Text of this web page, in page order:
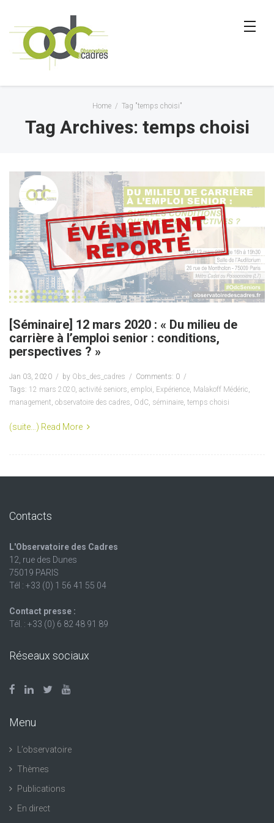
Home / Tag "temps choisi"
Tag Archives: temps choisi
[Séminaire] 12 mars 2020 : « Du milieu de
carrière à l’emploi senior : conditions,
perspectives ? »
Jan 03, 2020 by Obs_des_cadres
Comments: 0
Tags: 12 mars 2020, activité seniors, emploi, Expérience, Malakoff Médéric,
management, observatoire des cadres, OdC, séminaire, temps choisi
(suite…) Read More
Contacts
L'Observatoire des Cadres
12, rue des Dunes
75019 PARIS
Tél : +33 (0) 1 56 41 55 04
Contact presse :
Tél. : +33 (0) 6 82 48 91 89
Réseaux sociaux
Menu
L’observatoire
Thèmes
Publications
En direct